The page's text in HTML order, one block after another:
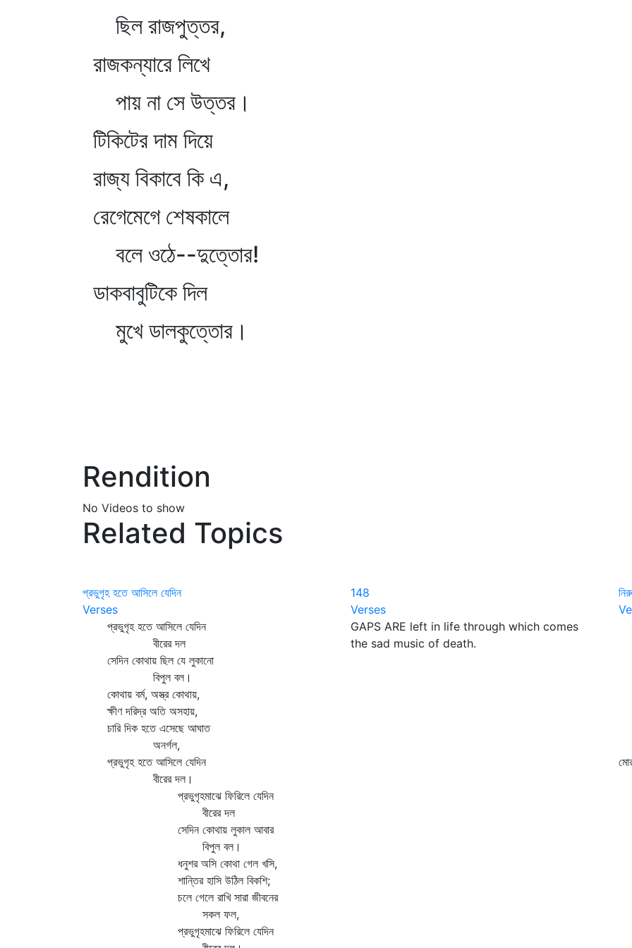
ছিল রাজপুত্তর,
রাজকন্যারে লিখে
পায় না সে উত্তর।
টিকিটের দাম দিয়ে
রাজ্য বিকাবে কি এ,
রেগেমেগে শেষকালে
বলে ওঠে--দুত্তোর!
ডাকবাবুটিকে দিল
মুখে ডালকুত্তোর।
Rendition
No Videos to show
Related Topics
প্রভুগৃহ হতে আসিলে যেদিন
Verses
প্রভুগৃহ হতে আসিলে যেদিন
বীরের দল
সেদিন কোথায় ছিল যে লুকানো
বিপুল বল।
কোথায় বর্ম, অস্ত্র কোথায়,
ক্ষীণ দরিদ্র অতি অসহায়,
চারি দিক হতে এসেছে আঘাত
অনর্গল,
প্রভুগৃহ হতে আসিলে যেদিন
বীরের দল।
প্রভুগৃহমাঝে ফিরিলে যেদিন
বীরের দল
সেদিন কোথায় লুকাল আবার
বিপুল বল।
ধনুশর অসি কোথা গেল খসি,
শান্তির হাসি উঠিল বিকশি;
চলে গেলে রাখি সারা জীবনের
সকল ফল,
প্রভুগৃহমাঝে ফিরিলে যেদিন
148
Verses
GAPS ARE left in life through which comes
the sad music of death.